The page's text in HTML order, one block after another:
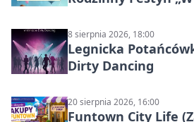
8 sierpnia 2026, 18:00
Legnicka
Dirty Dancing
20 sierpnia 2026, 16:00
Funtown City Life